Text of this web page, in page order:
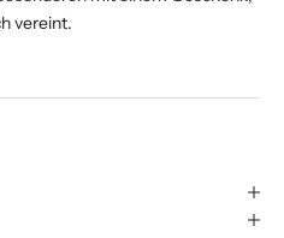
vereint.